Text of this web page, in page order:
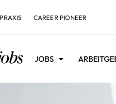
CAREER PIONEER
JOBS